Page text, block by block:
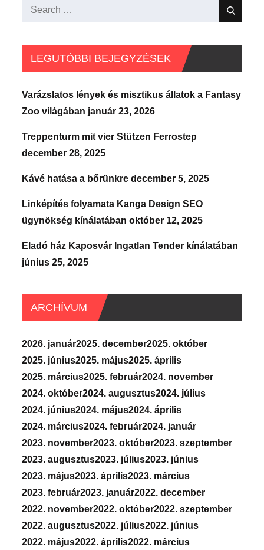
Search
Search
LEGUTÓBBI BEJEGYZÉSEK
Varázslatos lények és misztikus állatok a Fantasy
Zoo világában január 23, 2026
Treppenturm mit vier Stützen Ferrostep
december 28, 2025
Kávé hatása a bőrünkre december 5, 2025
Linképítés folyamata Kanga Design SEO
ügynökség kínálatában október 12, 2025
Eladó ház Kaposvár Ingatlan Tender kínálatában
június 25, 2025
ARCHÍVUM
2026. január2025. december2025. október
2025. június2025. május2025. április
2025. március2025. február2024. november
2024. október2024. augusztus2024. július
2024. június2024. május2024. április
2024. március2024. február2024. január
2023. november2023. október2023. szeptember
2023. augusztus2023. július2023. június
2023. május2023. április2023. március
2023. február2023. január2022. december
2022. november2022. október2022. szeptember
2022. augusztus2022. július2022. június
2022. május2022. április2022. március